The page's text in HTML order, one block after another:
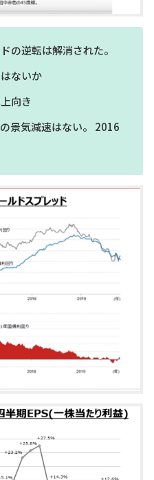
の逆転は解消された。
ないか
向き
景気減速はない。 2016